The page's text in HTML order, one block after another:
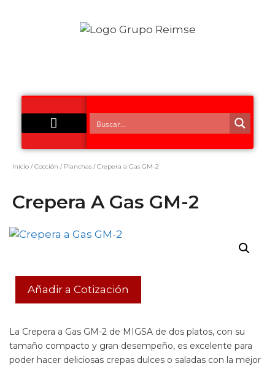
Inicio /Cocción / Planchas / Crepera a Gas GM-2
Crepera A Gas GM-2
Añadir a Cotización
La Crepera a Gas GM-2 de MIGSA de dos platos, con su
tamaño compacto y gran desempeño, es excelente para
poder hacer deliciosas crepas dulces o saladas con la mejor